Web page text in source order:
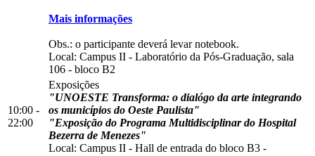
Mais informações
Obs.: o participante deverá levar notebook.
Local: Campus II - Laboratório da Pós-Graduação, sala
106 - bloco B2
10:00 -
22:00
Exposições
"UNOESTE Transforma: o dialógo da arte integrando
os municípios do Oeste Paulista"
"Exposição do Programa Multidisciplinar do Hospital
Bezerra de Menezes"
Local: Campus II - Hall de entrada do bloco B3 -